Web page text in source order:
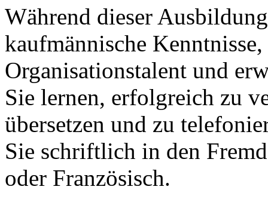
Während dieser
kaufmännische
Organisationstalent und
Sie lernen, erfolgreich zu
übersetzen und zu
Sie schriftlich in den
oder Französisch.